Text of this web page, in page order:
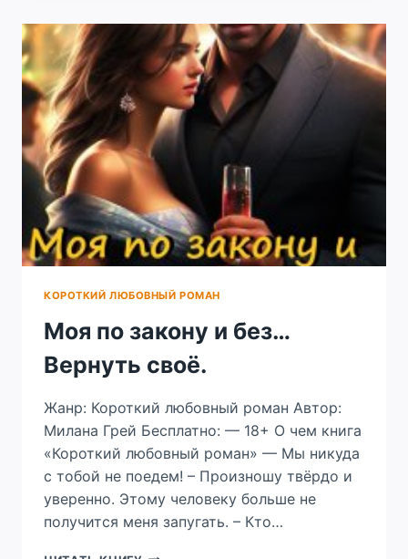
КОРОТКИЙ ЛЮБОВНЫЙ РОМАН
Моя по закону и без…
Вернуть своё.
Жанр: Короткий любовный роман Автор:
Милана Грей Бесплатно: — 18+ О чем книга
«Короткий любовный роман» — Мы никуда
с тобой не поедем! – Произношу твёрдо и
уверенно. Этому человеку больше не
получится меня запугать. – Кто…